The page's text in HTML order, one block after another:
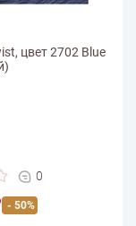
цвет 2702 Blue
- 50%
0